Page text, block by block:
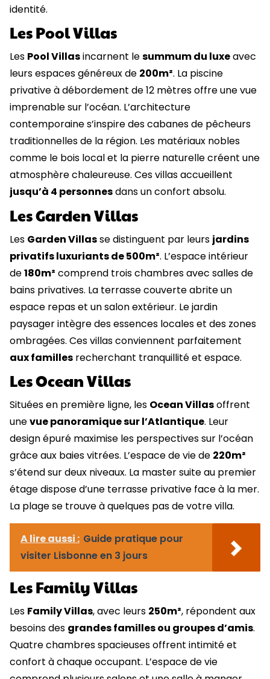
identité.
Les Pool Villas
Les Pool Villasincarnent lesummum du luxeavec
leurs espaces généreux de 200m². La piscine
privative à débordement de 12 mètres offre une vue
imprenable sur l’océan. L’architecture
contemporaine s’inspire des cabanes de pêcheurs
traditionnelles de la région. Les matériaux nobles
comme le bois local et la pierre naturelle créent une
atmosphère chaleureuse. Ces villas accueillent
jusqu’à 4 personnesdans un confort absolu.
Les Garden Villas
Les Garden Villasse distinguent par leurs jardins
privatifs luxuriants de 500m². L’espace intérieur
de180m² comprend trois chambres avec salles de
bains privatives. La terrasse couverte abrite un
espace repas et un salon extérieur. Le jardin
paysager intègre des essences locales et des zones
ombragées. Ces villas conviennent parfaitement
aux familles recherchant tranquillité et espace.
Les Ocean Villas
Situées en première ligne, les Ocean Villasoffrent
unevue panoramique sur l’Atlantique. Leur
design épuré maximise les perspectives sur l’océan
grâce aux baies vitrées. L’espace de vie de 220m²
s’étend sur deux niveaux. La master suite au premier
étage dispose d’une terrasse privative face à la mer.
La plage se trouve à quelques pas de votre villa.
A lire aussi : Guide pratique pour
visiter Lisbonne en 3 jours
Les Family Villas
Les Family Villas, avec leurs 250m², répondent aux
besoins des grandes familles ou groupes d’amis.
Quatre chambres spacieuses offrent intimité et
confort à chaque occupant. L’espace de vie